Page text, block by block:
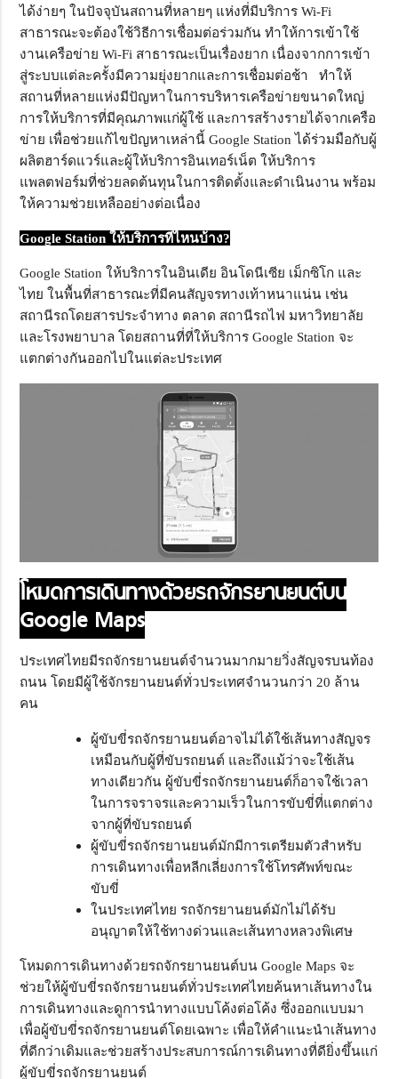
ได้ง่ายๆ ในปัจจุบันสถานที่หลายๆ แห่งที่มีบริการ Wi-Fi
สาธารณะจะต้องใช้วิธีการเชื่อมต่อร่วมกัน ทำให้การเข้าใช้
งานเครือข่าย Wi-Fi สาธารณะเป็นเรื่องยาก เนื่องจากการเข้า
สู่ระบบแต่ละครั้งมีความยุ่งยากและการเชื่อมต่อช้า ทำให้
สถานที่หลายแห่งมีปัญหาในการบริหารเครือข่ายขนาดใหญ่
การให้บริการที่มีคุณภาพแก่ผู้ใช้ และการสร้างรายได้จากเครือ
ข่าย เพื่อช่วยแก้ไขปัญหาเหล่านี้ Google Station ได้ร่วมมือกับผู้
ผลิตฮาร์ดแวร์และผู้ให้บริการอินเทอร์เน็ต ให้บริการ
แพลตฟอร์มที่ช่วยลดต้นทุนในการติดตั้งและดำเนินงาน พร้อม
ให้ความช่วยเหลืออย่างต่อเนื่อง
Google Stationให้บริการที่ไหนบ้าง?
Google Station ให้บริการในอินเดีย อินโดนีเซีย เม็กซิโก และ
ไทย ในพื้นที่สาธารณะที่มีคนสัญจรทางเท้าหนาแน่น เช่น
สถานีรถโดยสารประจำทาง ตลาด สถานีรถไฟ มหาวิทยาลัย
และโรงพยาบาล โดยสถานที่ที่ให้บริการ Google Station จะ
แตกต่างกันออกไปในแต่ละประเทศ
โหมดการเดินทางด้วยรถจักรยานยนต์บน
Google Maps
ประเทศไทยมีรถจักรยานยนต์จำนวนมากมายวิ่งสัญจรบนท้อง
ถนน โดยมีผู้ใช้จักรยานยนต์ทั่วประเทศจำนวนกว่า 20 ล้าน
คน
ผู้ขับขี่รถจักรยานยนต์อาจไม่ได้ใช้เส้นทางสัญจร
เหมือนกับผู้ที่ขับรถยนต์ และถึงแม้ว่าจะใช้เส้น
ทางเดียวกัน ผู้ขับขี่รถจักรยานยนต์ก็อาจใช้เวลา
ในการจราจรและความเร็วในการขับขี่ที่แตกต่าง
จากผู้ที่ขับรถยนต์
ผู้ขับขี่รถจักรยานยนต์มักมีการเตรียมตัวสำหรับ
การเดินทางเพื่อหลีกเลี่ยงการใช้โทรศัพท์ขณะ
ขับขี่
ในประเทศไทย รถจักรยานยนต์มักไม่ได้รับ
อนุญาตให้ใช้ทางด่วนและเส้นทางหลวงพิเศษ
โหมดการเดินทางด้วยรถจักรยานยนต์บน Google Maps จะ
ช่วยให้ผู้ขับขี่รถจักรยานยนต์ทั่วประเทศไทยค้นหาเส้นทางใน
การเดินทางและดูการนำทางแบบโค้งต่อโค้ง ซึ่งออกแบบมา
เพื่อผู้ขับขี่รถจักรยานยนต์โดยเฉพาะ เพื่อให้คำแนะนำเส้นทาง
ที่ดีกว่าเดิมและช่วยสร้างประสบการณ์การเดินทางที่ดียิ่งขึ้นแก่
ผู้ขับขี่รถจักรยานยนต์